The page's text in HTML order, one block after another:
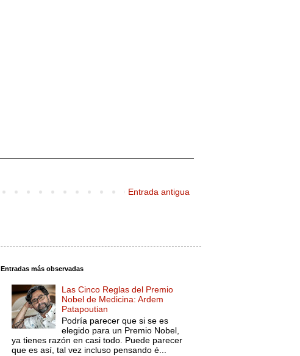
Entrada antigua
Entradas más observadas
Las Cinco Reglas del Premio
Nobel de Medicina: Ardem
Patapoutian
Podría parecer que si se es
elegido para un Premio Nobel,
ya tienes razón en casi todo. Puede parecer
que es así, tal vez incluso pensando é...